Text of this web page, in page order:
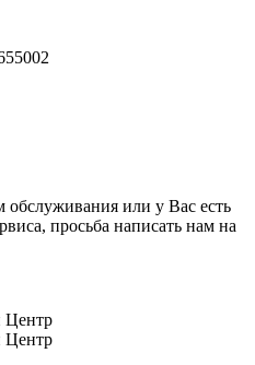
или у Вас есть
просьба написать нам на